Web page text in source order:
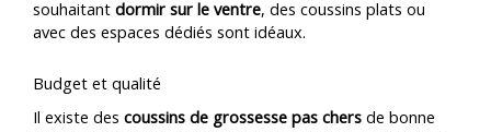
souhaitant dormir sur le ventre, des coussins plats ou
avec des espaces dédiés sont idéaux.
Budget et qualité
Il existe des coussins de grossesse pas chers de bonne